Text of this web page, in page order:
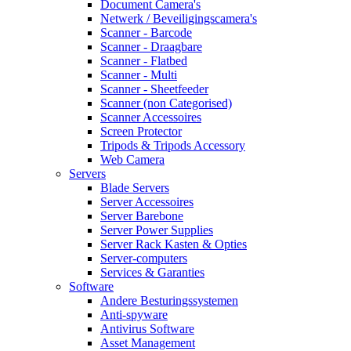
Document Camera's
Netwerk / Beveiligingscamera's
Scanner - Barcode
Scanner - Draagbare
Scanner - Flatbed
Scanner - Multi
Scanner - Sheetfeeder
Scanner (non Categorised)
Scanner Accessoires
Screen Protector
Tripods & Tripods Accessory
Web Camera
Servers
Blade Servers
Server Accessoires
Server Barebone
Server Power Supplies
Server Rack Kasten & Opties
Server-computers
Services & Garanties
Software
Andere Besturingssystemen
Anti-spyware
Antivirus Software
Asset Management